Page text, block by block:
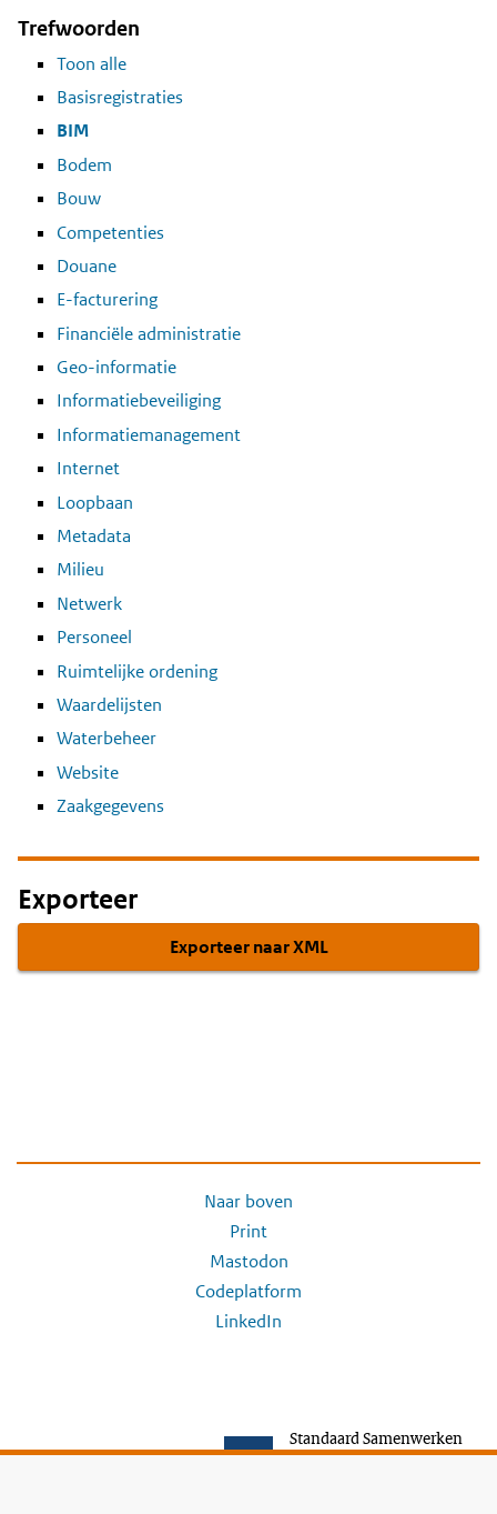
Trefwoorden
Toon alle
Basisregistraties
BIM
Bodem
Bouw
Competenties
Douane
E-facturering
Financiële administratie
Geo-informatie
Informatiebeveiliging
Informatiemanagement
Internet
Loopbaan
Metadata
Milieu
Netwerk
Personeel
Ruimtelijke ordening
Waardelijsten
Waterbeheer
Website
Zaakgegevens
Exporteer
Exporteer naar XML
Naar boven
Print
Mastodon
Codeplatform
LinkedIn
Standaard Samenwerken